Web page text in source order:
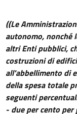
((Le
autonomo, nonché
altri Enti pubblici,
costruzioni di
all'abbellimento di
della spesa totale
seguenti
- due per cento